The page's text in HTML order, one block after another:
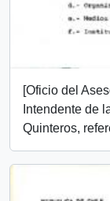
[Oficio del
Intendente de
Quinteros,